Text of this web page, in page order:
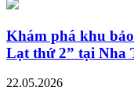
Khám phá khu
Lạt thứ 2” tại Nha
22.05.2026